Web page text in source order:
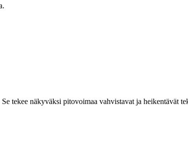
tekee näkyväksi pitovoimaa vahvistavat ja heikentävät